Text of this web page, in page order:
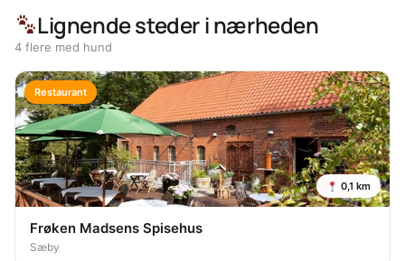
Lignende steder i nærheden
4 flere med hund
Restaurant
0,1 km
Frøken Madsens Spisehus
Sæby